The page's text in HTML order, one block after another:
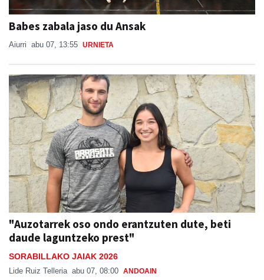
Babes zabala jaso du Ansak
Aiurri abu 07, 13:55 URNIETA
"Auzotarrek oso ondo erantzuten dute, beti
daude laguntzeko prest"
SORABILLAKO JAIAK 2026
Lide Ruiz Telleria abu 07, 08:00 ANDOAIN